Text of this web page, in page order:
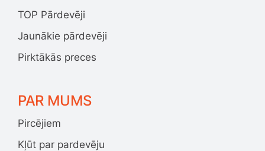
TOP Pārdevēji
Jaunākie pārdevēji
Pirktākās preces
PAR MUMS
Pircējiem
Kļūt par pardevēju